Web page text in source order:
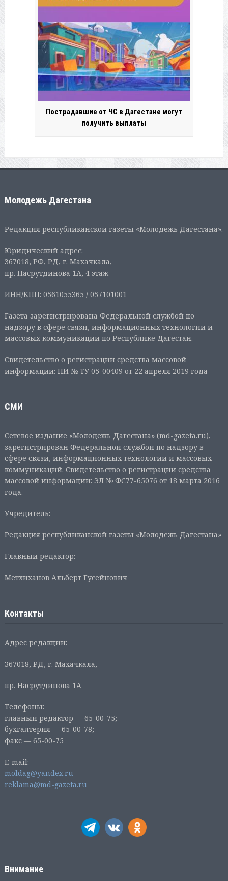
Пострадавшие от ЧС в Дагестане могут
получить выплаты
Молодежь Дагестана
Редакция республиканской газеты «Молодежь Дагестана».
Юридический адрес:
367018, РФ, РД, г. Махачкала,
пр. Насрутдинова 1А, 4 этаж
ИНН/КПП: 0561055365 / 057101001
Газета зарегистрирована Федеральной службой по
надзору в сфере связи, информационных технологий и
массовых коммуникаций по Республике Дагестан.
Свидетельство о регистрации средства массовой
информации: ПИ № ТУ 05-00409 от 22 апреля 2019 года
СМИ
Сетевое издание «Молодежь Дагестана» (md-gazeta.ru),
зарегистрирован Федеральной службой по надзору в
сфере связи, информационных технологий и массовых
коммуникаций. Свидетельство о регистрации средства
массовой информации: ЭЛ № ФС77-65076 от 18 марта 2016
года.
Учредитель:
Редакция республиканской газеты «Молодежь Дагестана»
Главный редактор:
Метхиханов Альберт Гусейнович
Контакты
Адрес редакции:
367018, РД, г. Махачкала,
пр. Насрутдинова 1А
Телефоны:
главный редактор — 65-00-75;
бухгалтерия — 65-00-78;
факс — 65-00-75
E-mail:
moldag@yandex.ru
reklama@md-gazeta.ru
Внимание